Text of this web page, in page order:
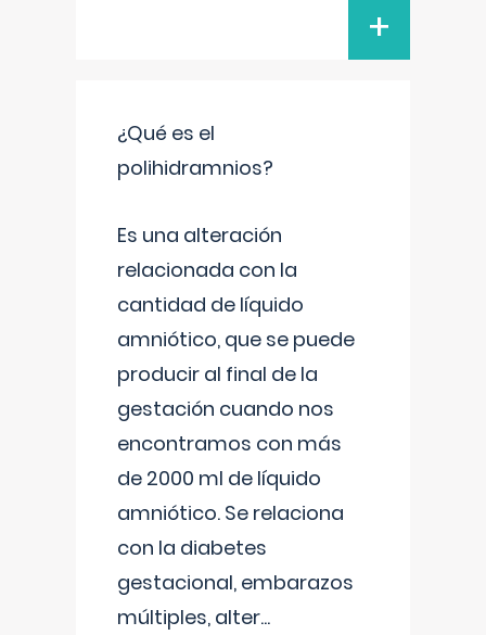
+
¿Qué es el
polihidramnios?
Es una alteración
relacionada con la
cantidad de líquido
amniótico, que se puede
producir al final de la
gestación cuando nos
encontramos con más
de 2000 ml de líquido
amniótico. Se relaciona
con la diabetes
gestacional, embarazos
múltiples, alter...